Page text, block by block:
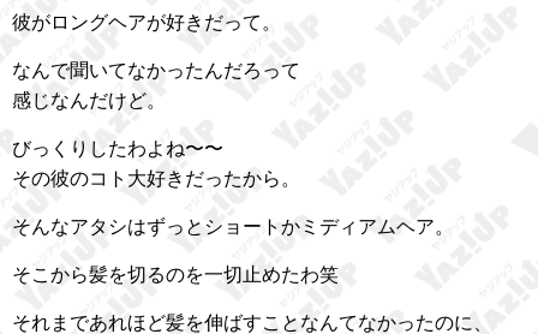
彼がロングヘアが好きだって。
なんで聞いてなかったんだろって
感じなんだけど。
びっくりしたわよね〜〜
その彼のコト大好きだったから。
そんなアタシはずっとショートかミディアムヘア。
そこから髪を切るのを一切止めたわ笑
それまであれほど髪を伸ばすことなんてなかったのに、